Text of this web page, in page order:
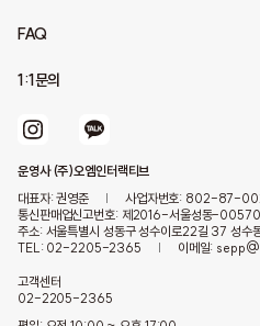
FAQ
1:1문의
운영사 (주)오엠인터랙티브
대표자: 권영준
|
사업자번호: 802-87-
통신판매업신고번호: 제2016-서울성동-
주소: 서울특별시 성동구 성수이로22길 37 성수
TEL: 02-2205-2365
| 이메일:
고객센터
02-2205-2365